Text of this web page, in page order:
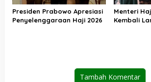
Presiden Prabowo Apresiasi
Penyelenggaraan Haji 2026
Menteri
Kembali
Tambah Komentar